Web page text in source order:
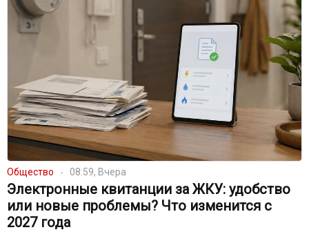
Общество 08:59, Вчера
Электронные квитанции за ЖКУ: удобство
или новые проблемы? Что изменится с
2027 года